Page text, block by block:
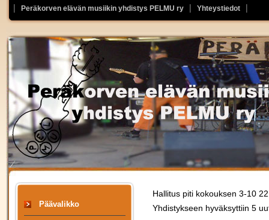
Peräkorven elävän musiikin yhdistys PELMU ry Yhteystiedot
Päävalikko
Hallitus piti kokouksen 3-10
Yhdistykseen hyväksyttiin 5